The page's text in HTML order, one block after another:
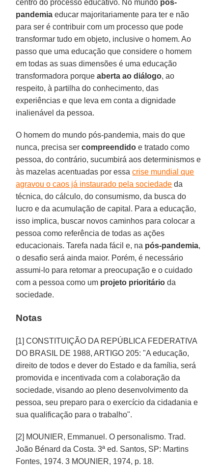
centro do processo educativo. No mundo pós-
pandemia educar majoritariamente para ter e não
para ser é contribuir com um processo que pode
transformar tudo em objeto, inclusive o homem. Ao
passo que uma educação que considere o homem
em todas as suas dimensões é uma educação
transformadora porqueaberta ao diálogo, ao
respeito, à partilha do conhecimento, das
experiências e que leva em conta a dignidade
inalienável da pessoa.
O homem do mundo pós-pandemia, mais do que
nunca, precisa sercompreendido e tratado como
pessoa, do contrário, sucumbirá aos determinismos e
às mazelas acentuadas por essacrise mundial que
agravou o caos já instaurado pela sociedade da
técnica, do cálculo, do consumismo, da busca do
lucro e da acumulação de capital. Para a educação,
isso implica, buscar novos caminhos para colocar a
pessoa como referência de todas as ações
educacionais. Tarefa nada fácil e, na pós-pandemia,
o desafio será ainda maior. Porém, é necessário
assumi-lo para retomar a preocupação e o cuidado
com a pessoa como um projeto prioritário da
sociedade.
Notas
[1] CONSTITUIÇÃO DA REPÚBLICA FEDERATIVA
DO BRASIL DE 1988, ARTIGO 205: "A educação,
direito de todos e dever do Estado e da família, será
promovida e incentivada com a colaboração da
sociedade, visando ao pleno desenvolvimento da
pessoa, seu preparo para o exercício da cidadania e
sua qualificação para o trabalho".
[2] MOUNIER, Emmanuel. O personalismo. Trad.
João Bénard da Costa. 3ª ed. Santos, SP: Martins
Fontes, 1974. 3 MOUNIER, 1974, p. 18.